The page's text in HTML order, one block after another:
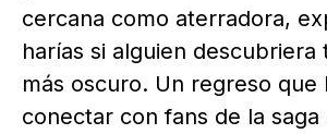
cercana como aterradora,
harías si alguien descubriera
más oscuro. Un regreso que
conectar con fans de la saga